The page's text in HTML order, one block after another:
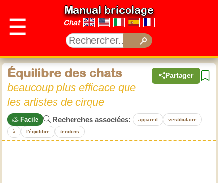
☰
Manual bricolage
Chat
Partager
Équilibre des chats
beaucoup plus efficace que
les artistes de cirque
Facile Recherches associées: appareil vestibulaire
à l'équilibre tendons